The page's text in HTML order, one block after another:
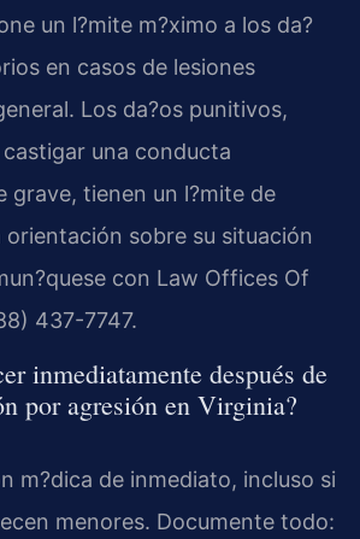
un l?mite m?ximo a los da?
en casos de lesiones
Los da?os punitivos,
una conducta
grave, tienen un l?mite de
orientación sobre su situación
con Law Offices Of
437-7747.
inmediatamente después de
por agresión en Virginia?
m?dica de inmediato, incluso si
menores. Documente todo: